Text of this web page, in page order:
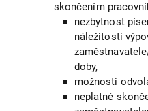
skončením
nezbytnost
náležitosti
doby,
možnosti
neplatné